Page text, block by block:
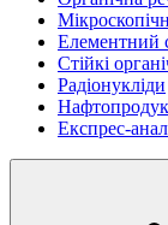
Елементний
Стійкі
Радіонукліди
Експрес-